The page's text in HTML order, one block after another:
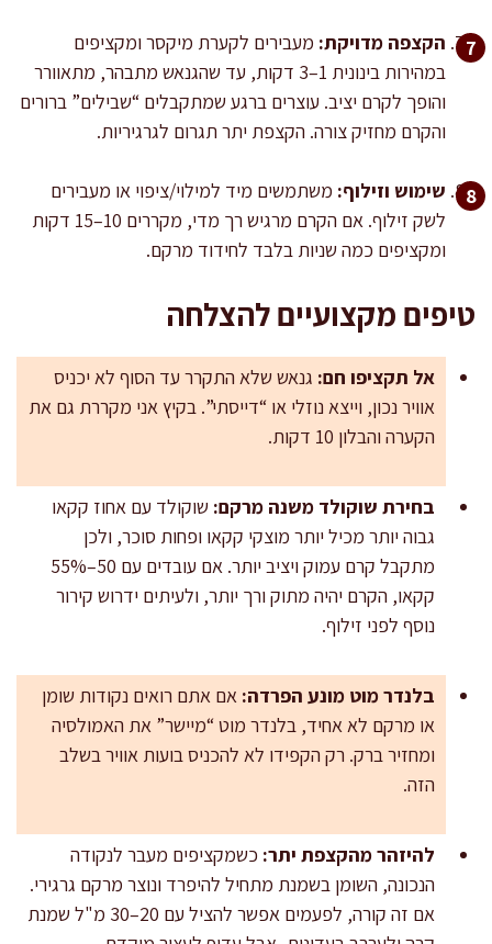
הקצפה מדויקת: מעבירים לקערת מיקסר ומקציפים
במהירות בינונית 1–3 דקות, עד שהגנאש מתבהר, מתאוורר
והופך לקרם יציב. עוצרים ברגע שמתקבלים “שבילים” ברורים
והקרם מחזיק צורה. הקצפת יתר תגרום לגרגיריות.
שימוש וזילוף: משתמשים מיד למילוי/ציפוי או מעבירים
לשק זילוף. אם הקרם מרגיש רך מדי, מקררים 10–15 דקות
ומקציפים כמה שניות בלבד לחידוד מרקם.
טיפים מקצועיים להצלחה
אל תקציפו חם: גנאש שלא התקרר עד הסוף לא יכניס
אוויר נכון, וייצא נוזלי או “דייסתי”. בקיץ אני מקררת גם את
הקערה והבלון 10 דקות.
בחירת שוקולד משנה מרקם: שוקולד עם אחוז קקאו
גבוה יותר מכיל יותר מוצקי קקאו ופחות סוכר, ולכן
מתקבל קרם עמוק ויציב יותר. אם עובדים עם 50–55%
קקאו, הקרם יהיה מתוק ורך יותר, ולעיתים ידרוש קירור
נוסף לפני זילוף.
בלנדר מוט מונע הפרדה: אם אתם רואים נקודות שומן
או מרקם לא אחיד, בלנדר מוט “מיישר” את האמולסיה
ומחזיר ברק. רק הקפידו לא להכניס בועות אוויר בשלב
הזה.
להיזהר מהקצפת יתר: כשמקציפים מעבר לנקודה
הנכונה, השומן בשמנת מתחיל להיפרד ונוצר מרקם גרגירי.
אם זה קורה, לפעמים אפשר להציל עם 20–30 מ"ל שמנת